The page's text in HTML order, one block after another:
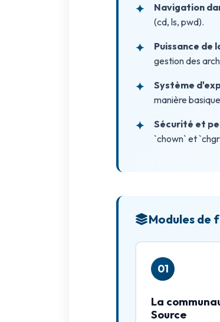
Navigation
(cd, ls, pwd).
Puissance de
gestion des
Système
manière
Sécurité et
`chown` et
Modules de
01
La
Source